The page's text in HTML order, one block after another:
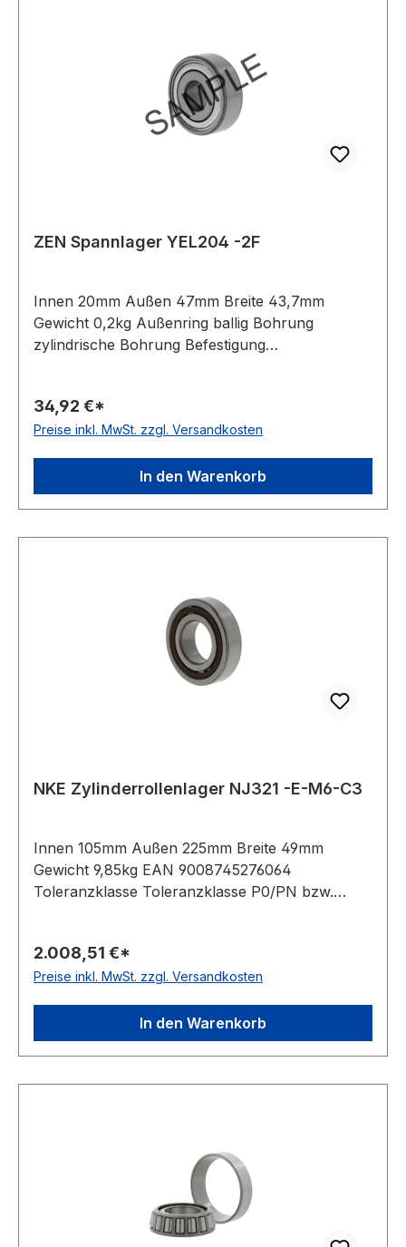
ZEN Spannlager YEL204 -2F
Innen 20mm Außen 47mm Breite 43,7mm
Gewicht 0,2kg Außenring ballig Bohrung
zylindrische Bohrung Befestigung
Toleranzklasse P0/PN bzw. ABEC 1 Material
Standard-Wälzlagerstahl Temperaturbereich -20
34,92 €*
Preise inkl. MwSt. zzgl. Versandkosten
In den Warenkorb
NKE Zylinderrollenlager NJ321 -E-M6-C3
Innen 105mm Außen 225mm Breite 49mm
Gewicht 9,85kg EAN 9008745276064
Toleranzklasse Toleranzklasse P0/PN bzw.
Rollenreihen einreihiges Lager
2.008,51 €*
Preise inkl. MwSt. zzgl. Versandkosten
In den Warenkorb